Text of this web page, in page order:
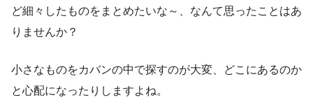
ど細々したものをまとめたいな～、なんて思ったことはあ
りませんか？
小さなものをカバンの中で探すのが大変、どこにあるのか
と心配になったりしますよね。